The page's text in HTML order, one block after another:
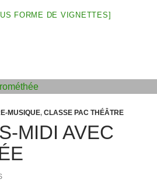
FORME DE VIGNETTES]
MUSIQUE, CLASSE PAC THÉÂTRE
MIDI AVEC